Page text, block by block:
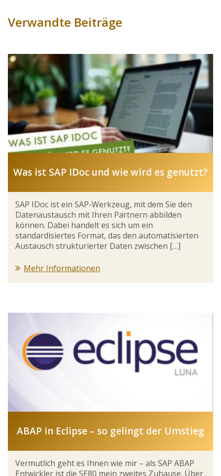
Verwandte Beiträge
Was ist SAP IDoc und wie wird es genutzt?
SAP IDoc ist ein SAP-Werkzeug, mit dem Sie den
Datenaustausch mit Ihren Partnern abbilden
können. Dabei handelt es sich um ein
standardisiertes Format, das den automatisierten
Austausch strukturierter Daten zwischen […]
Mehr Informationen
ABAP in Eclipse – so gelingt der Umstieg
Vermutlich geht es Ihnen wie mir – als SAP ABAP
Entwickler ist die SE80 mein zweites Zuhause. Über